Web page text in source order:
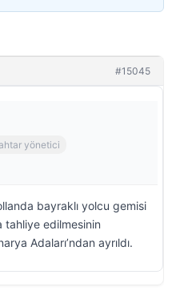
#15045
yönetici
bayraklı yolcu gemisi
tahliye edilmesinin
Adaları’ndan ayrıldı.